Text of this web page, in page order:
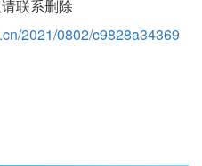
联系删除
2021/0802/c9828a34369